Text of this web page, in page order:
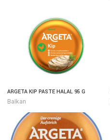
ARGETA KIP PASTE HALAL 95 G
Balkan